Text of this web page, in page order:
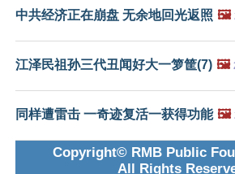
中共经济正在崩盘 无余地回光返照 🖼️
江泽民祖孙三代丑闻好大一箩筐(7) 🖼️
同样遭雷击 一奇迹复活一获得功能 🖼️
Copyright© RMB Public
All Rights